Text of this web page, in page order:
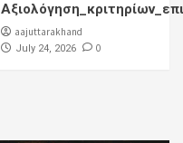
aajuttarakhand
July 24, 2026 0